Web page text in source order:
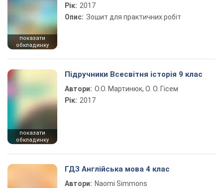
показати
обкладинку
Рік: 2017
Опис: Зошит для практичних робіт
показати
обкладинку
Підручники Всесвітня історія 9 клас
Автори: О.О. Мартинюк, О. О. Гісем
Рік: 2017
ГДЗ Англійська мова 4 клас
Автори: Naomi Simmons